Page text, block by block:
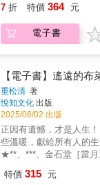
勒威瓦翁沙〈燃燒〉、
種族認知與國家斷交，
四〈逃避〉為母親欲斷親
〈洞中盛開著一朵雪蓮
想像。九篇小說裡，有
畫而撰寫的新作，兩篇
書。作者來自亞洲不同
創作風格，以不同的小說
「絕緣」小說，特殊的
為此增添了不少閱讀樂
嚴重的新冠疫情後，日本
畫，邀請亞洲各地的青
為創作主題，寫不同的
言、中國郝景芳、泰國
港韓麗珠、西藏拉先加
明偉，共九位作家參與
產生了斷緣、孤獨、虛
種種想像。村田沙耶香
磚塊〉、韓麗珠〈祕密
高牆，切斷記憶、情緒
〈妻子〉寫階級制、絕
勒威瓦翁沙〈燃燒〉、
7 折 特價 364 元
電子書
【電子書】遙遠的布
重松清 著
悅知文化 出版
2025/06/02 出版
正因有遺憾，才是人生
些溫暖，獻給所有人的生
★**、***、金石堂［當
評 作家稻泉連盛讚：「
特價 315 元